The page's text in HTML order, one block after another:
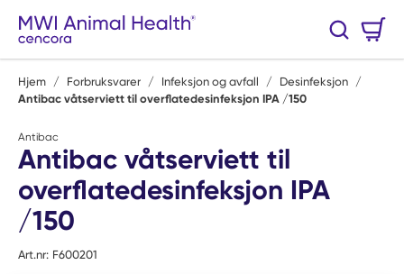
Hopp til hovedinnhold
Søk
Hjem / Forbruksvarer / Infeksjon og avfall / Desinfeksjon /
Antibac våtserviett til overflatedesinfeksjon IPA /150
Antibac
Antibac våtserviett til
overflatedesinfeksjon IPA
/150
Art.nr: F600201